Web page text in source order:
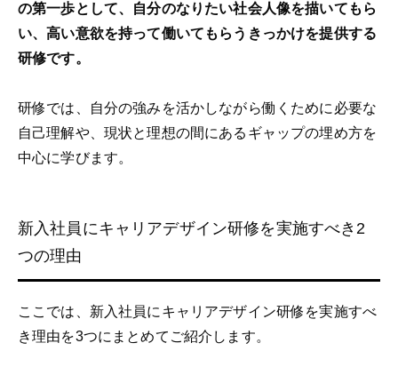
の第一歩として、自分のなりたい社会人像を描いてもら
い、高い意欲を持って働いてもらうきっかけを提供する
研修です。
研修では、自分の強みを活かしながら働くために必要な
自己理解や、現状と理想の間にあるギャップの埋め方を
中心に学びます。
新入社員にキャリアデザイン研修を実施すべき2
つの理由
ここでは、新入社員にキャリアデザイン研修を実施すべ
き理由を3つにまとめてご紹介します。